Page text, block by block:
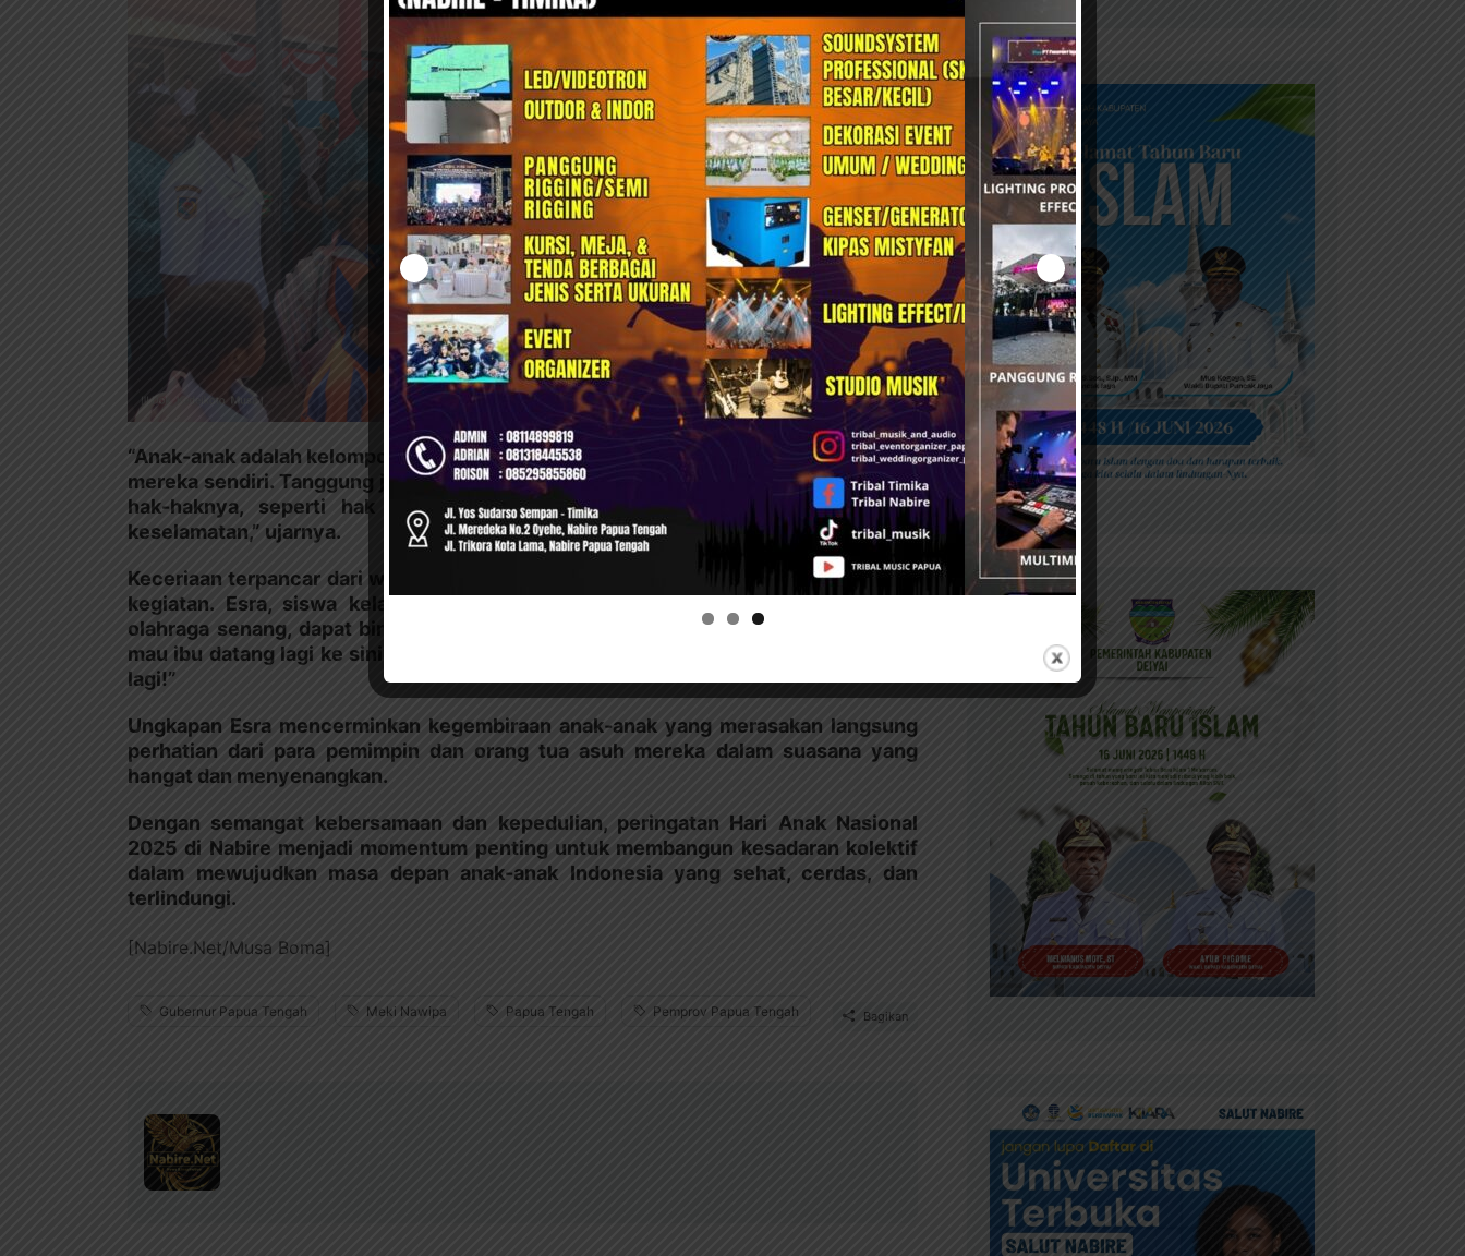
“Anak-anak adalah kelompok rentan yang belum memiliki daya untuk melindungi diri
mereka sendiri. Tanggung jawab kita bersama untuk memastikan mereka terpenuhi
hak-haknya, seperti hak pendidikan, hak kesehatan, hak identitas, dan hak
keselamatan,” ujarnya.
Keceriaan terpancar dari wajah-wajah para siswa SD Inpres Oyehe yang mengikuti
kegiatan. Esra, siswa kelas 3B, dengan polos dan antusias mengatakan, “Tadi
olahraga senang, dapat bingkisan, dapat hadiah. Senang ibu datang ke sini. Terus
mau ibu datang lagi ke sini? Mau… kapan-kapan kalau ibu bisa datang kunjungi kita
lagi!”
Ungkapan Esra mencerminkan kegembiraan anak-anak yang merasakan langsung
perhatian dari para pemimpin dan orang tua asuh mereka dalam suasana yang
hangat dan menyenangkan.
Dengan semangat kebersamaan dan kepedulian, peringatan Hari Anak Nasional
2025 di Nabire menjadi momentum penting untuk membangun kesadaran kolektif
dalam mewujudkan masa depan anak-anak Indonesia yang sehat, cerdas, dan
terlindungi.
[Nabire.Net/Musa Boma]
Gubernur Papua Tengah Meki Nawipa Papua Tengah Pemprov Papua Tengah Bagikan